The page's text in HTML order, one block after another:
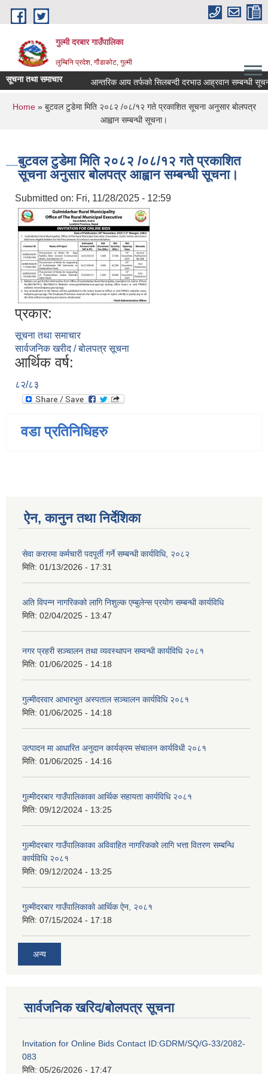
Skip to main content
गुल्मी दरबार गाउँपालिका
लुम्बिनि प्रदेश, गौंडाकोट, गुल्मी
सूचना तथा समाचार आन्तरिक आय तर्फको सिलबन्दी दरभाउ आह्रवान सम्बन्धी सूचना
You are here
Home» बुटवल टुडेमा मिति २०८२ /०८/१२ गते प्रकाशित सूचना अनुसार बोलपत्र
आह्वान सम्बन्धी सूचना।
बुटवल टुडेमा मिति २०८२ /०८/१२ गते प्रकाशित
सूचना अनुसार बोलपत्र आह्वान सम्बन्धी सूचना।
Submitted on: Fri, 11/28/2025 - 12:59
प्रकार:
सूचना तथा समाचार
सार्वजनिक खरीद / बोलपत्र सूचना
आर्थिक वर्ष:
८२/८३
वडा प्रतिनिधिहरु
ऐन, कानुन तथा निर्देशिका
सेवा करारमा कर्मचारी पदपूर्ती गर्ने सम्बन्धी कार्यविधि, २०८२
मिति: 01/13/2026 - 17:31
अति विपन्न नागरिकको लागि निशुल्क एम्बुलेन्स प्रयोग सम्बन्धी कार्यविधि
मिति: 02/04/2025 - 13:47
नगर प्रहरी सञ्चालन तथा व्यवस्थापन सम्वन्धी कार्यविधि २०८१
मिति: 01/06/2025 - 14:18
गुल्मीदरवार आभारभुत अस्पताल सञ्चालन कार्यविधि २०८१
मिति: 01/06/2025 - 14:18
उत्पादन मा आधारित अनुदान कार्यक्रम संचालन कार्यविधी २०८१
मिति: 01/06/2025 - 14:16
गुल्मीदरबार गाउँपालिकाका आर्थिक सहायता कार्यविधि २०८१
मिति: 09/12/2024 - 13:25
गुल्मीदरबार गाउँपालिकाका अविवाहित नागरिकको लागि भत्ता वितरण सम्बन्धि
कार्यविधि २०८१
मिति: 09/12/2024 - 13:25
गुल्मीदरबार गाउँपालिकाको आर्थिक ऐन, २०८१
मिति: 07/15/2024 - 17:18
अन्य
सार्वजनिक खरिद/बोलपत्र सूचना
Invitation for Online Bids Contact ID:GDRM/SQ/G-33/2082-
083
मिति: 05/26/2026 - 17:47